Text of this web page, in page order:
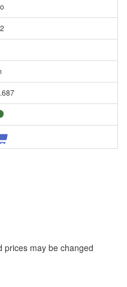
prices may be changed